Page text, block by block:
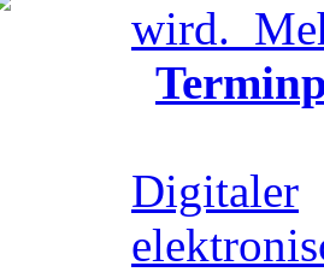
wird.
Digitaler